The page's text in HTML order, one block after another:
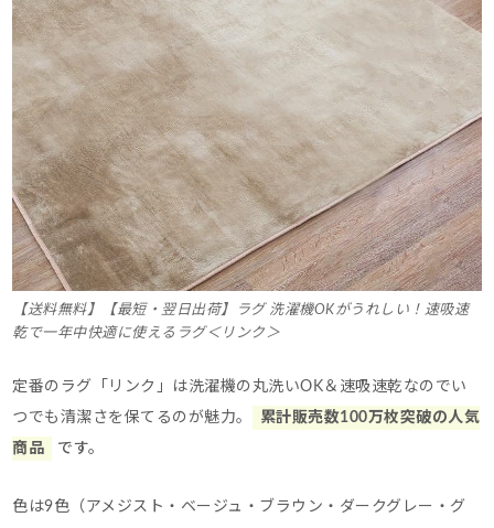
【送料無料】【最短・翌日出荷】ラグ 洗濯機OKがうれしい！速吸速
乾で一年中快適に使えるラグ＜リンク＞
定番のラグ「リンク」は洗濯機の丸洗いOK＆速吸速乾なのでい
つでも清潔さを保てるのが魅力。
累計販売数100万枚突破の人気
商品
です。
色は9色（アメジスト・ベージュ・ブラウン・ダークグレー・グ